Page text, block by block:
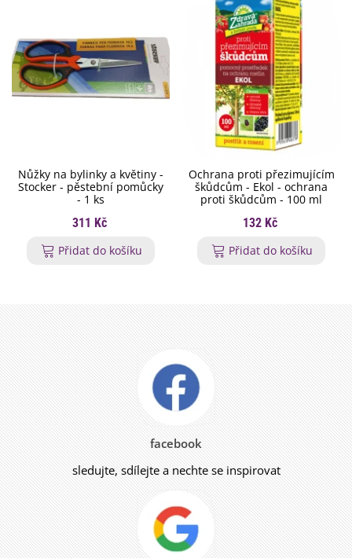
Nůžky na bylinky a květiny -
Stocker - pěstební pomůcky
- 1 ks
311 Kč
Přidat do košíku
Ochrana proti přezimujícím
škůdcům - Ekol - ochrana
proti škůdcům - 100 ml
132 Kč
Přidat do košíku
facebook
sledujte, sdílejte a nechte se inspirovat